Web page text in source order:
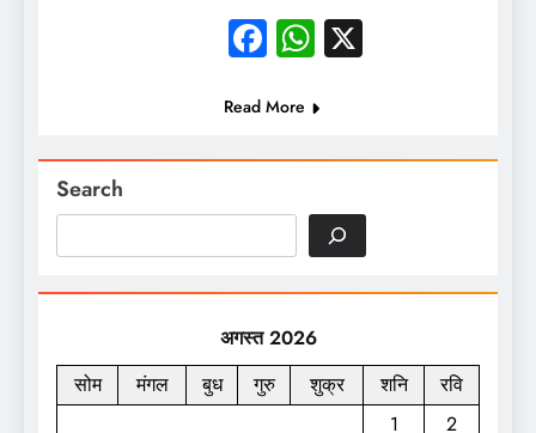
Facebook
WhatsApp
X
Read More
Search
अगस्त 2026
सोम
मंगल बुध गुरु शुक्र शनि
रवि
1
2